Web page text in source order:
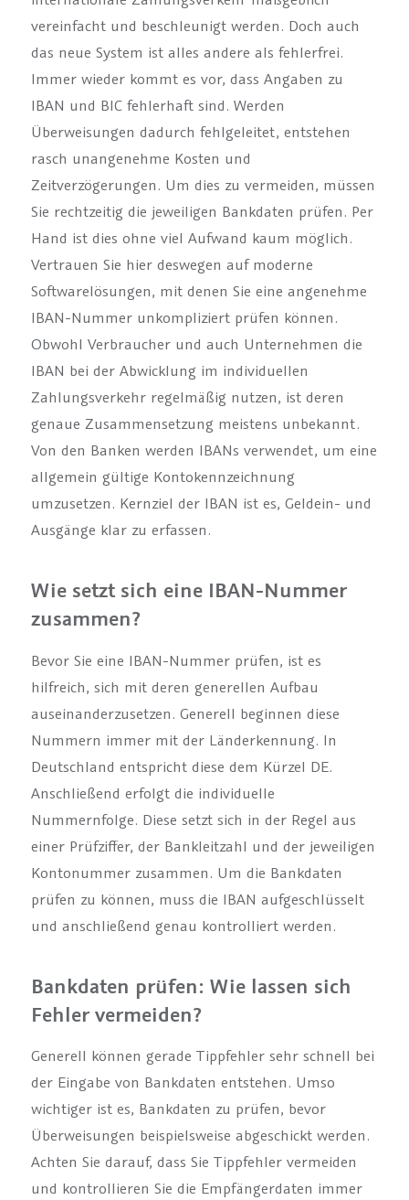
vereinfacht und beschleunigt werden. Doch auch
das neue System ist alles andere als fehlerfrei.
Immer wieder kommt es vor, dass Angaben zu
IBAN und BIC fehlerhaft sind. Werden
Überweisungen dadurch fehlgeleitet, entstehen
rasch unangenehme Kosten und
Zeitverzögerungen. Um dies zu vermeiden, müssen
Sie rechtzeitig die jeweiligen Bankdaten prüfen. Per
Hand ist dies ohne viel Aufwand kaum möglich.
Vertrauen Sie hier deswegen auf moderne
Softwarelösungen, mit denen Sie eine angenehme
IBAN-Nummer unkompliziert prüfen können.
Obwohl Verbraucher und auch Unternehmen die
IBAN bei der Abwicklung im individuellen
Zahlungsverkehr regelmäßig nutzen, ist deren
genaue Zusammensetzung meistens unbekannt.
Von den Banken werden IBANs verwendet, um eine
allgemein gültige Kontokennzeichnung
umzusetzen. Kernziel der IBAN ist es, Geldein- und
Ausgänge klar zu erfassen.
Wie setzt sich eine IBAN-Nummer
zusammen?
Bevor Sie eine IBAN-Nummer prüfen, ist es
hilfreich, sich mit deren generellen Aufbau
auseinanderzusetzen. Generell beginnen diese
Nummern immer mit der Länderkennung. In
Deutschland entspricht diese dem Kürzel DE.
Anschließend erfolgt die individuelle
Nummernfolge. Diese setzt sich in der Regel aus
einer Prüfziffer, der Bankleitzahl und der jeweiligen
Kontonummer zusammen. Um die Bankdaten
prüfen zu können, muss die IBAN aufgeschlüsselt
und anschließend genau kontrolliert werden.
Bankdaten prüfen: Wie lassen sich
Fehler vermeiden?
Generell können gerade Tippfehler sehr schnell bei
der Eingabe von Bankdaten entstehen. Umso
wichtiger ist es, Bankdaten zu prüfen, bevor
Überweisungen beispielsweise abgeschickt werden.
Achten Sie darauf, dass Sie Tippfehler vermeiden
und kontrollieren Sie die Empfängerdaten immer